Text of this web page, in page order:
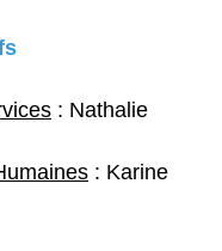
: Nathalie
: Karine